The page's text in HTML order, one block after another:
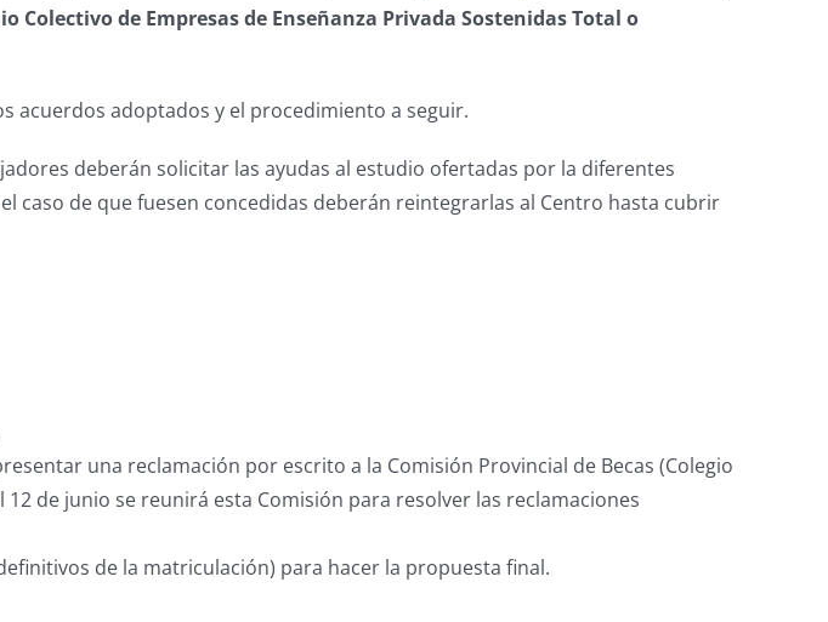
Colectivo de Empresas de Enseñanza Privada Sostenidas Total o
acuerdos adoptados y el procedimiento a seguir.
deberán solicitar las ayudas al estudio ofertadas por la diferentes
caso de que fuesen concedidas deberán reintegrarlas al Centro hasta cubrir
una reclamación por escrito a la Comisión Provincial de Becas (Colegio
12 de junio se reunirá esta Comisión para resolver las reclamaciones
de la matriculación) para hacer la propuesta final.